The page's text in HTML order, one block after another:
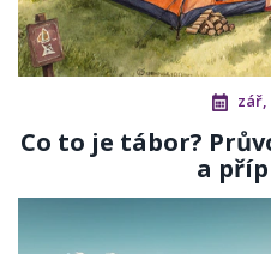
zář,
Co to je tábor?
a